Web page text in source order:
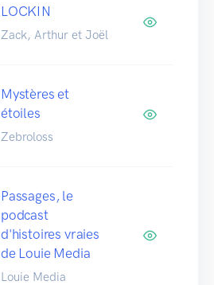
LOCKIN
Zack, Arthur et Joël
Mystères et
étoiles
Zebroloss
Passages, le
podcast
d'histoires vraies
de Louie Media
Louie Media